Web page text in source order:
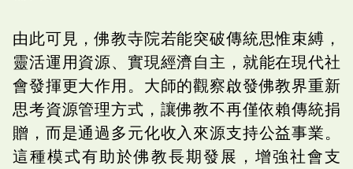
由此可見，佛教寺院若能突破傳統思惟束縛，
靈活運用資源、實現經濟自主，就能在現代社
會發揮更大作用。大師的觀察啟發佛教界重新
思考資源管理方式，讓佛教不再僅依賴傳統捐
贈，而是通過多元化收入來源支持公益事業。
這種模式有助於佛教長期發展，增強社會支